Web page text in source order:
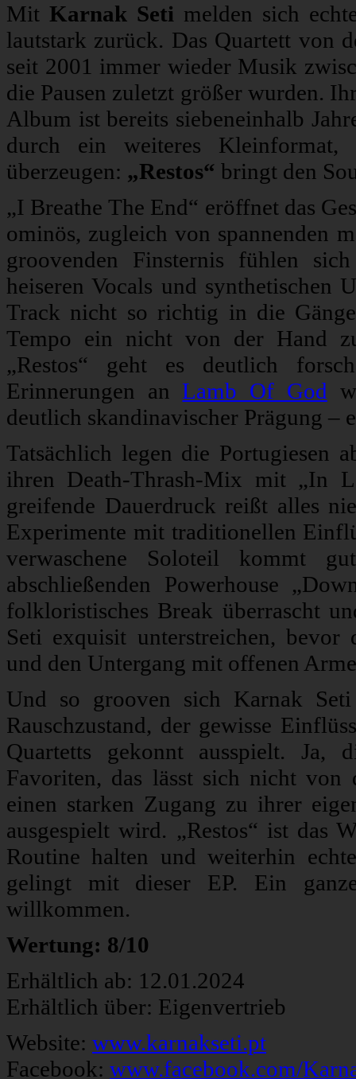
Mit Karnak Seti melden sich
lautstark zurück. Das Quartett von
seit 2001 immer wieder Musik
die Pausen zuletzt größer wurden.
Album ist bereits siebeneinhalb
durch ein weiteres
überzeugen: „Restos“ bringt den
„I Breathe The End“ eröffnet das
ominös, zugleich von spannenden
groovenden Finsternis fühlen
heiseren Vocals und
Track nicht so richtig in die
Tempo ein nicht von der Hand
„Restos“ geht es deutlich
Erinnerungen anLamb Of God
deutlich skandinavischer Prägung –
Tatsächlich legen die Portugiesen
ihren Death-Thrash-Mix mit „In
greifende Dauerdruck reißt alles
Experimente mit traditionellen
verwaschene Soloteil kommt
abschließenden Powerhouse
folkloristisches Break überrascht
Seti exquisit unterstreichen, bevor
und den Untergang mit offenen
Und so grooven sich Karnak
Rauschzustand, der gewisse
Quartetts gekonnt ausspielt. Ja,
Favoriten, das lässt sich nicht
einen starken Zugang zu ihrer
ausgespielt wird. „Restos“ ist das
Routine halten und weiterhin
gelingt mit dieser EP. Ein
willkommen.
Wertung: 8/10
Erhältlich ab: 12.01.2024
Erhältlich über: Eigenvertrieb
Website: www.karnakseti.pt
Facebook: www.facebook.com/